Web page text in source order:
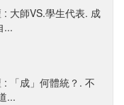
: 大師VS.學生代表. 成
...
: 「成」何體統？. 不
...